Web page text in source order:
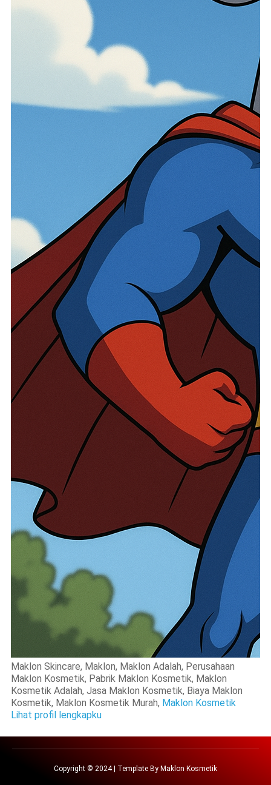
Maklon Skincare, Maklon, Maklon Adalah, Perusahaan
Maklon Kosmetik, Pabrik Maklon Kosmetik, Maklon
Kosmetik Adalah, Jasa Maklon Kosmetik, Biaya Maklon
Kosmetik, Maklon Kosmetik Murah, Maklon Kosmetik
Lihat profil lengkapku
Copyright © 2024 | Template By Maklon Kosmetik